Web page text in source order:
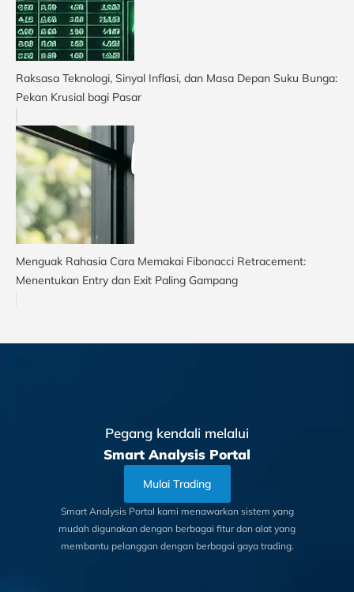
Raksasa Teknologi, Sinyal Inflasi, dan Masa Depan Suku Bunga:
Pekan Krusial bagi Pasar
Menguak Rahasia Cara Memakai Fibonacci Retracement:
Menentukan Entry dan Exit Paling Gampang
Pegang kendali melalui
Smart Analysis Portal
Mulai Trading
Smart Analysis Portal kami menawarkan sistem yang
mudah digunakan dengan berbagai fitur dan alat yang
membantu pelanggan dengan berbagai gaya trading.